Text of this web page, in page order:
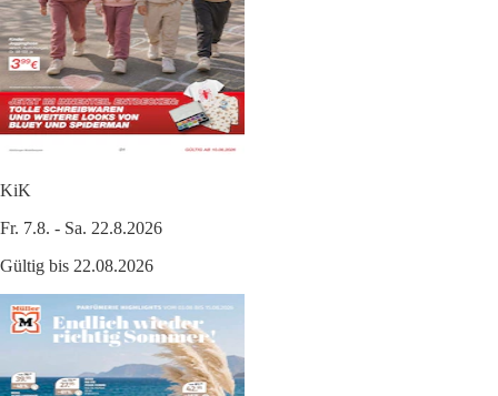
KiK
Fr. 7.8. - Sa. 22.8.2026
Gültig bis 22.08.2026